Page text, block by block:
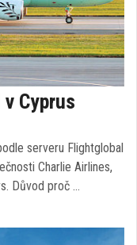
Cyprus
serveru Flightglobal
Charlie Airlines,
Důvod proč …